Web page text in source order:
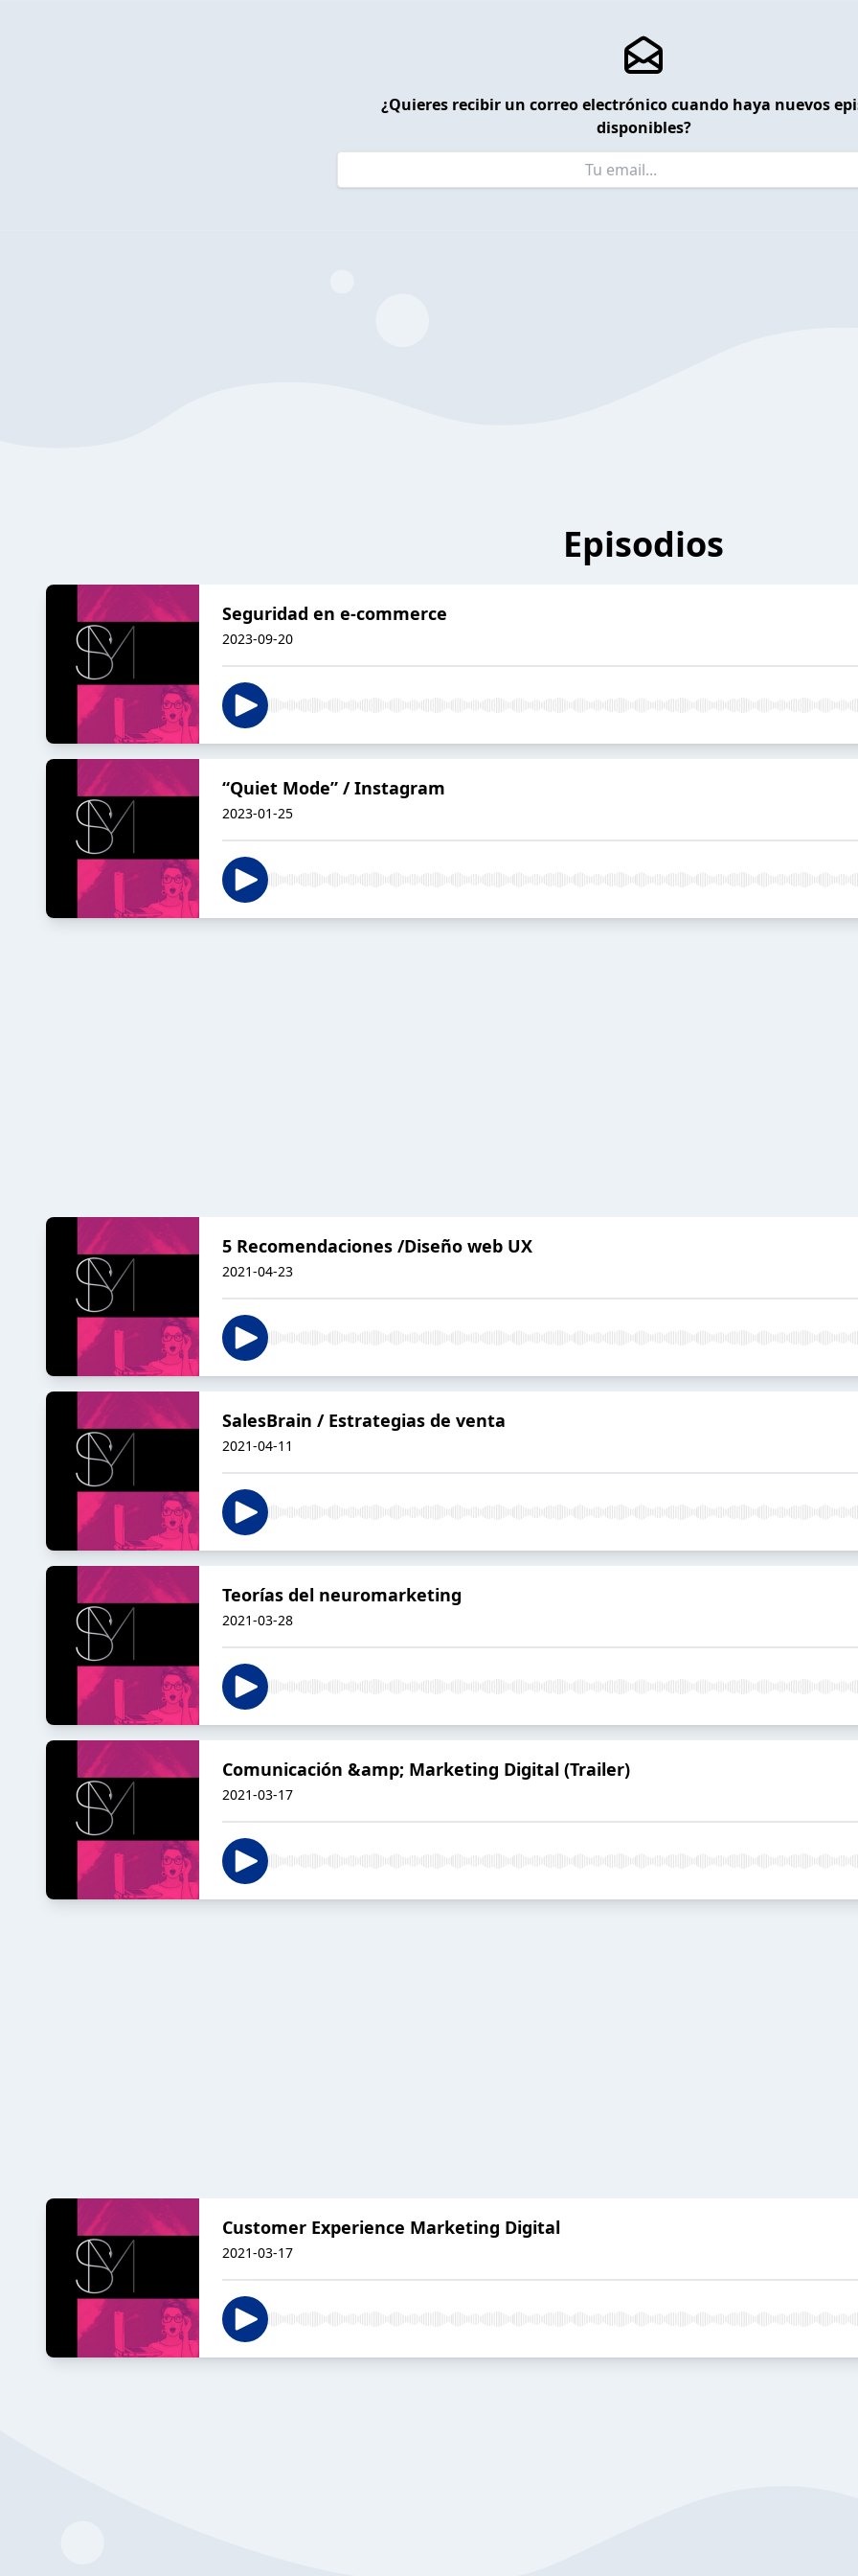
¿Quieres recibir un correo electrónico cuando haya nuevos
disponibles?
Episodios
Seguridad en e-commerce
2023-09-20
“Quiet Mode” / Instagram
2023-01-25
5 Recomendaciones /Diseño web UX
2021-04-23
SalesBrain / Estrategias de venta
2021-04-11
Teorías del neuromarketing
2021-03-28
Comunicación &amp; Marketing Digital (Trailer)
2021-03-17
Customer Experience Marketing Digital
2021-03-17